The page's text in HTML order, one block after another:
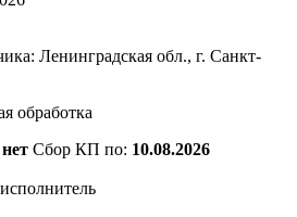
Ленинградская обл., г. Санкт-
обработка
нет Сбор КП по: 10.08.2026